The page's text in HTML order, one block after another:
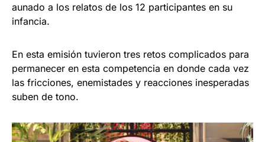
aunado a los relatos de los 12 participantes en su
infancia.
En esta emisión tuvieron tres retos complicados para
permanecer en esta competencia en donde cada vez
las fricciones, enemistades y reacciones inesperadas
suben de tono.